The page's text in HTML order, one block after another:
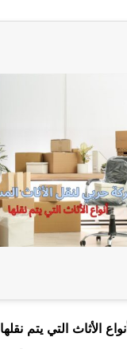
أنواع الأثاث التي يتم نقلها